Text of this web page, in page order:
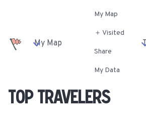
My Map
My Map
＋ Visited
Share
My Data
Top travelers